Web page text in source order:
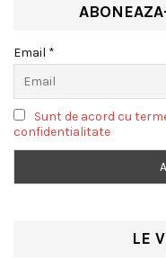
Email *
Sunt de acord cu
confidentialitate
LE